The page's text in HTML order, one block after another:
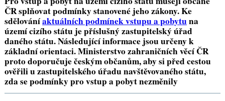
ČR splňovat podmínky stanovené jeho zákony. Ke
sdělováníaktuálních podmínek vstupu a pobytuna
území cizího státu je příslušný zastupitelský úřad
daného státu. Následující informace jsou určeny k
základní orientaci. Ministerstvo zahraničních věcí ČR
proto doporučuje českým občanům, aby si před cestou
ověřili u zastupitelského úřadu navštěvovaného státu,
zda se podmínky pro vstup a pobyt nezměnily